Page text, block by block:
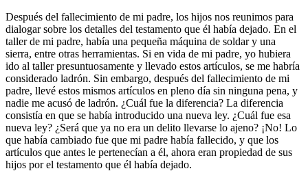
Después del fallecimiento de mi padre, los hijos nos reunimos para
dialogar sobre los detalles del testamento que él había dejado. En el
taller de mi padre, había una pequeña máquina de soldar y una
sierra, entre otras herramientas. Si en vida de mi padre, yo hubiera
ido al taller presuntuosamente y llevado estos artículos, se me habría
considerado ladrón. Sin embargo, después del fallecimiento de mi
padre, llevé estos mismos artículos en pleno día sin ninguna pena, y
nadie me acusó de ladrón. ¿Cuál fue la diferencia? La diferencia
consistía en que se había introducido una nueva ley. ¿Cuál fue esa
nueva ley? ¿Será que ya no era un delito llevarse lo ajeno? ¡No! Lo
que había cambiado fue que mi padre había fallecido, y que los
artículos que antes le pertenecían a él, ahora eran propiedad de sus
hijos por el testamento que él había dejado.